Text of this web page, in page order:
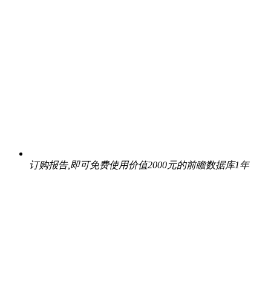
订购报告,即可免费使用价值2000元的前瞻数据库1年